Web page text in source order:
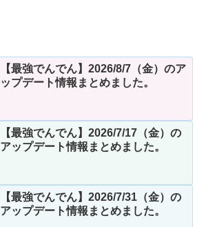
【最強でんでん】2026/8/7（金）のア
ップデート情報まとめました。
【最強でんでん】2026/7/17（金）の
アップデート情報まとめました。
【最強でんでん】2026/7/31（金）の
アップデート情報まとめました。